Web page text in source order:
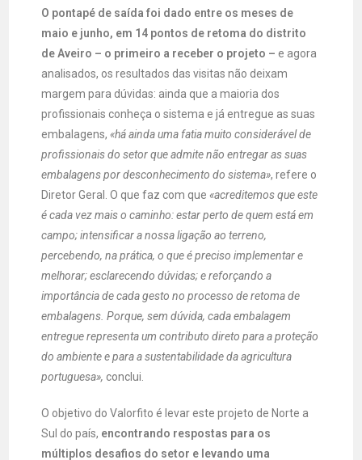
O pontapé de saída foi dado entre os meses de
maio e junho, em 14 pontos de retoma do distrito
de Aveiro – o primeiro a receber o projeto –e agora
analisados, os resultados das visitas não deixam
margem para dúvidas: ainda que a maioria dos
profissionais conheça o sistema e já entregue as suas
embalagens,«há ainda uma fatia muito considerável de
profissionais do setor que admite não entregar as suas
embalagens por desconhecimento do sistema», refere o
Diretor Geral. O que faz com que«acreditemos que este
é cada vez mais o caminho: estar perto de quem está em
campo; intensificar a nossa ligação ao terreno,
percebendo, na prática, o que é preciso implementar e
melhorar; esclarecendo dúvidas; e reforçando a
importância de cada gesto no processo de retoma de
embalagens. Porque, sem dúvida, cada embalagem
entregue representa um contributo direto para a proteção
do ambiente e para a sustentabilidade da agricultura
portuguesa», conclui.
O objetivo do Valorfito é levar este projeto de Norte a
Sul do país, encontrando respostas para os
múltiplos desafios do setor e levando uma